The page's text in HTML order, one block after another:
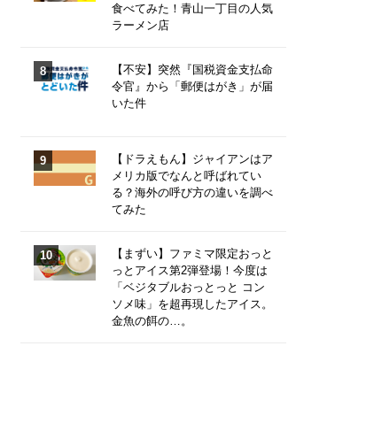
食べてみた！青山一丁目の人気
ラーメン店
【不安】突然『国税資金支払命
令官』から「郵便はがき」が届
いた件
【ドラえもん】ジャイアンはア
メリカ版でなんと呼ばれてい
る？海外の呼び方の違いを調べ
てみた
【まずい】ファミマ限定おっと
っとアイス第2弾登場！今度は
「ベジタブルおっとっと コン
ソメ味」を超再現したアイス。
金魚の餌の…。